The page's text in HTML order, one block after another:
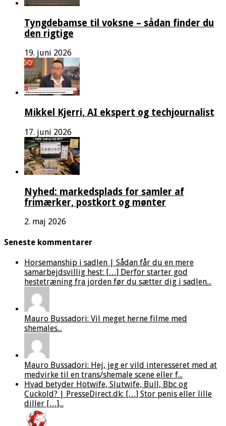
Tyngdebamse til voksne – sådan finder du
den rigtige
19. juni 2026
Mikkel Kjerri, AI ekspert og techjournalist
17. juni 2026
Nyhed: markedsplads for samler af
frimærker, postkort og mønter
2. maj 2026
Seneste kommentarer
Horsemanship i sadlen | Sådan får du en mere
samarbejdsvillig hest: […] Derfor starter god
hestetræning fra jorden før du sætter dig i sadlen...
Mauro Bussadori: Vil meget herne filme med
shemales...
Mauro Bussadori: Hej, jeg er vild interesseret med at
medvirke til en trans/shemale scene eller f...
Hvad betyder Hotwife, Slutwife, Bull, Bbc og
Cuckold? | PresseDirect.dk: […] Stor penis eller lille
diller […]...